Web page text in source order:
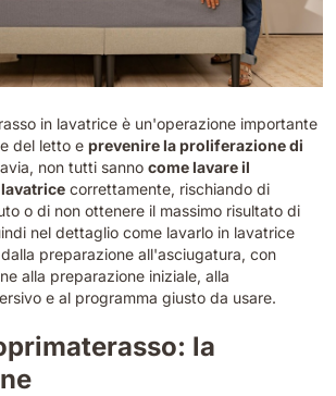
in lavatrice è un'operazione importante
del letto e prevenire la proliferazione di
non tutti sanno come lavare il
correttamente, rischiando di
o di non ottenere il massimo risultato di
nel dettaglio come lavarlo in lavatrice
preparazione all'asciugatura, con
alla preparazione iniziale, alla
e al programma giusto da usare.
la